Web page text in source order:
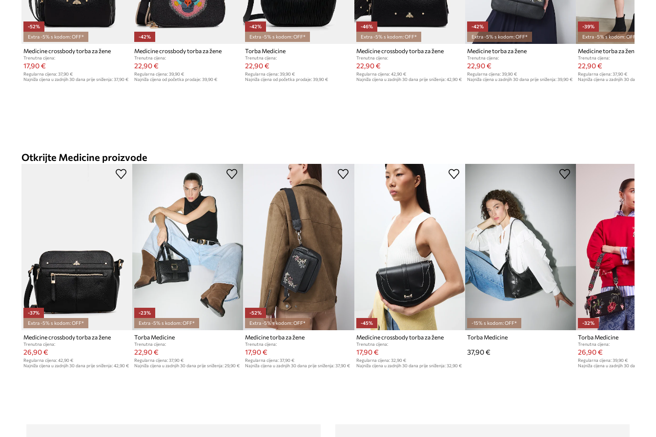
-52%
Extra -5% s kodom: OFF*
Medicine crossbody torba za žene
Trenutna cijena:
17,90 €
Regularna cijena: 37,90 €
Najniža cijena u zadnjih 30 dana prije sniženja: 37,90 €
-42%
Medicine crossbody torba za žene
Trenutna cijena:
22,90 €
Regularna cijena:39,90 €
Najniža cijena od početka prodaje:39,90 €
-42%
Extra -5% s kodom: OFF*
Torba Medicine
Trenutna cijena:
22,90 €
Regularna cijena: 39,90 €
Najniža cijena od početka prodaje: 39,90 €
-46%
Extra -5% s kodom: OFF*
Medicine crossbody torba za žene
Trenutna cijena:
22,90 €
Regularna cijena: 42,90 €
Najniža cijena u zadnjih 30 dana prije sniženja: 42,90 €
-42%
Extra -5% s kodom: OFF*
Medicine torba za žene
Trenutna cijena:
22,90 €
Regularna cijena:39,90 €
Najniža cijena u zadnjih 30 dana prije sniženja:39,90 €
-39%
Extra -5% s kodom: OFF*
Medicine torba za žene od
Trenutna cijena:
22,90 €
Regularna cijena: 37,90 €
Najniža cijena u zadnjih 30 dana prije
Otkrijte Medicine proizvode
-37%
Extra -5% s kodom: OFF*
Medicine crossbody torba za žene
Trenutna cijena:
26,90 €
Regularna cijena: 42,90 €
Najniža cijena u zadnjih 30 dana prije sniženja: 42,90 €
-23%
Extra -5% s kodom: OFF*
Torba Medicine
Trenutna cijena:
22,90 €
Regularna cijena:37,90 €
Najniža cijena u zadnjih 30 dana prije sniženja:29,90 €
-52%
Extra -5% s kodom: OFF*
Medicine torba za žene
Trenutna cijena:
17,90 €
Regularna cijena: 37,90 €
Najniža cijena u zadnjih 30 dana prije sniženja: 37,90 €
-45%
Medicine crossbody torba za žene
Trenutna cijena:
17,90 €
Regularna cijena: 32,90 €
Najniža cijena u zadnjih 30 dana prije sniženja: 32,90 €
-15% s kodom: OFF*
Torba Medicine
37,90 €
-32%
Torba Medicine
Trenutna cijena:
26,90 €
Regularna cijena: 39,90 €
Najniža cijena u zadnjih 30 dana prije